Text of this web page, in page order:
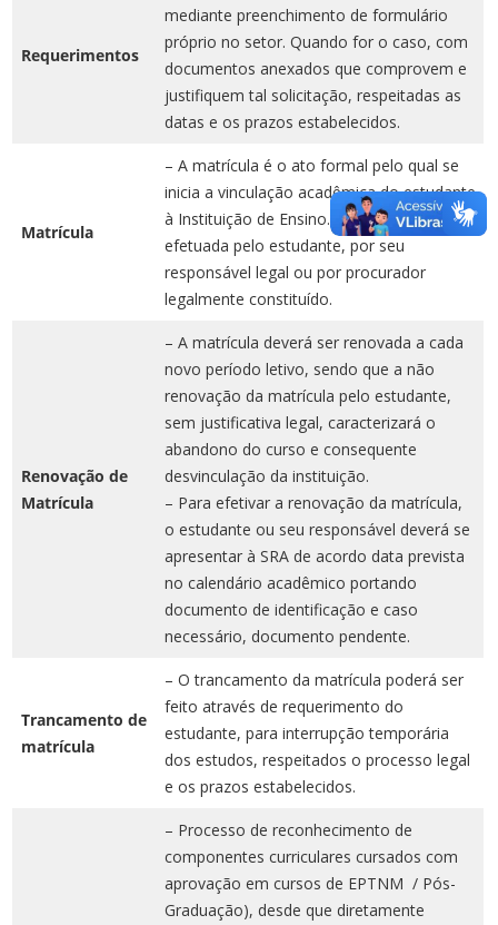
Requerimentos
mediante preenchimento de formulário
próprio no setor. Quando for o caso, com
documentos anexados que comprovem e
justifiquem tal solicitação, respeitadas as
datas e os prazos estabelecidos.
Matrícula
– A matrícula é o ato formal pelo qual se
inicia a vinculação acadêmica do estudante
à Instituição de Ensino. Ela pode ser
efetuada pelo estudante, por seu
responsável legal ou por procurador
legalmente constituído.
Renovação de
Matrícula
– A matrícula deverá ser renovada a cada
novo período letivo, sendo que a não
renovação da matrícula pelo estudante,
sem justificativa legal, caracterizará o
abandono do curso e consequente
desvinculação da instituição.
– Para efetivar a renovação da matrícula,
o estudante ou seu responsável deverá se
apresentar à SRA de acordo data prevista
no calendário acadêmico portando
documento de identificação e caso
necessário, documento pendente.
Trancamento de
matrícula
– O trancamento da matrícula poderá ser
feito através de requerimento do
estudante, para interrupção temporária
dos estudos, respeitados o processo legal
e os prazos estabelecidos.
– Processo de reconhecimento de
componentes curriculares cursados com
aprovação em cursos de EPTNM / Pós-
Graduação), desde que diretamente